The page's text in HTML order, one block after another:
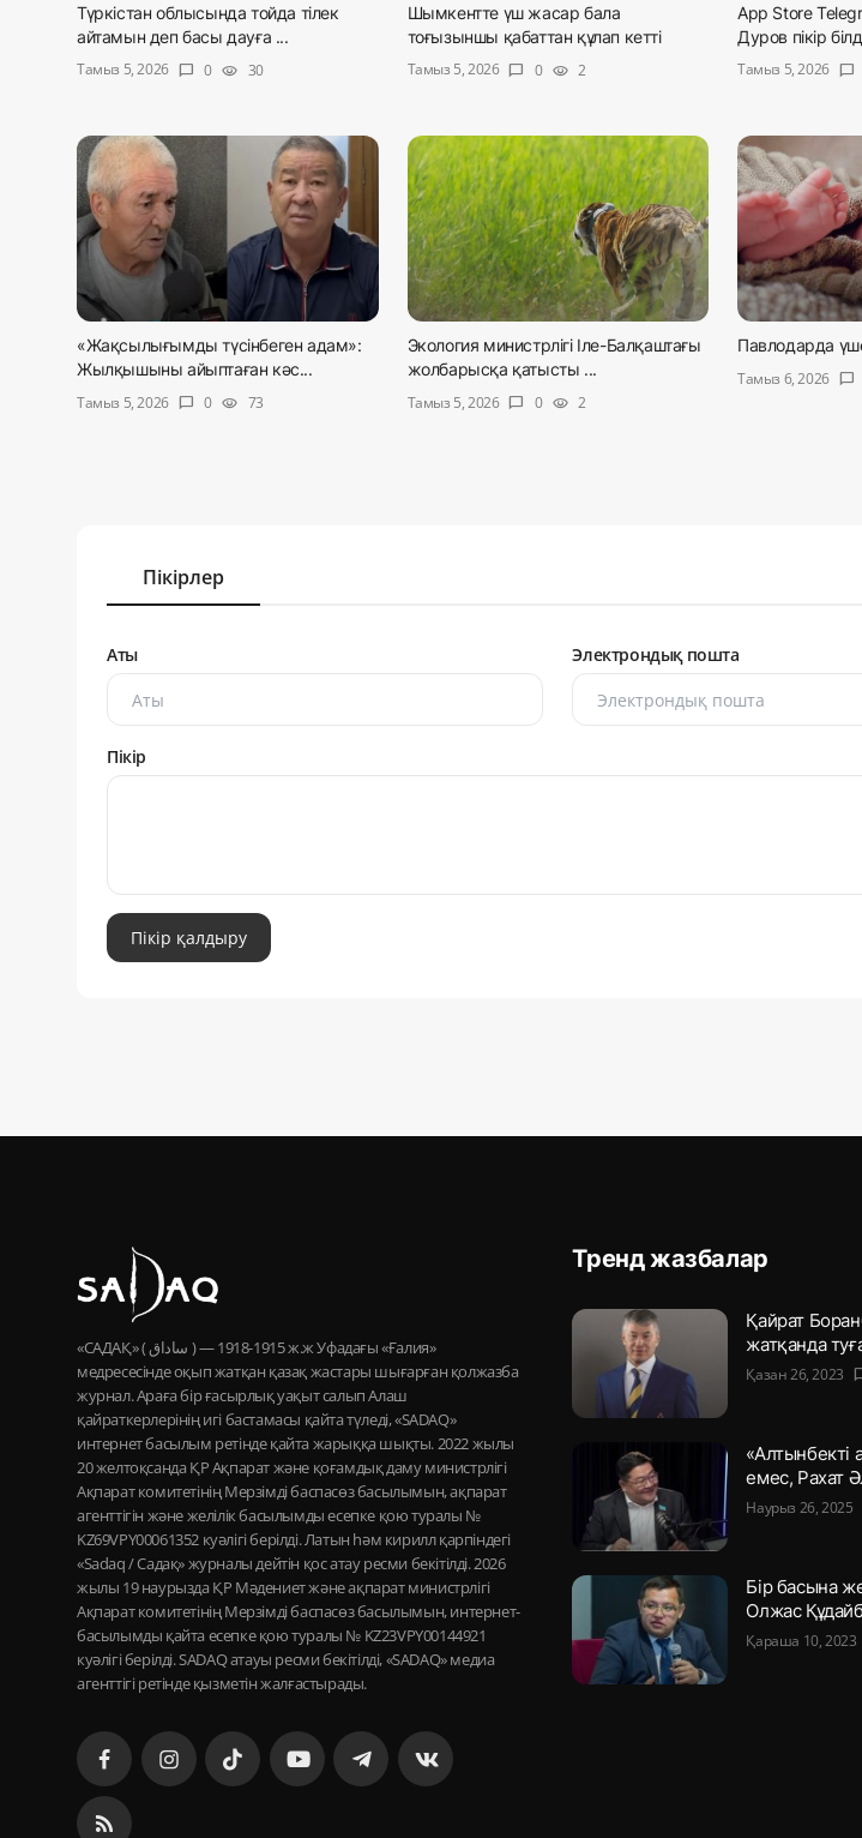
Түркістан облысында тойда тілек
айтамын деп басы дауға ...
Тамыз 5, 2026 chat_bubble 0 visibility 30
Шымкентте үш жасар бала
тоғызыншы қабаттан құлап кетті
Тамыз 5, 2026 chat_bubble 0 visibility 2
App Store
Дуров пікір
Тамыз 5, 2026 chat_bubble
«Жақсылығымды түсінбеген адам»:
Жылқышыны айыптаған кәс...
Тамыз 5, 2026 chat_bubble 0 visibility 73
Экология министрлігі Іле-Балқаштағы
жолбарысқа қатысты ...
Тамыз 5, 2026 chat_bubble 0 visibility 2
Павлодарда
Тамыз 6, 2026 chat_bubble
Пікірлер
Аты Электрондық пошта
Пікір
Пікір қалдыру
«САДАҚ» ( ساداق ) — 1915-1918 ж.ж Уфадағы «Ғалия»
медресесінде оқып жатқан қазақ жастары шығарған қолжазба
журнал. Араға бір ғасырлық уақыт салып Алаш
қайраткерлерінің игі бастамасы қайта түледі, «SADAQ»
интернет басылым ретінде қайта жарыққа шықты. 2022 жылы
20 желтоқсанда ҚР Ақпарат және қоғамдық даму министрлігі
Ақпарат комитетінің Мерзімді баспасөз басылымын, ақпарат
агенттігін және желілік басылымды есепке қою туралы №
KZ69VPY00061352 куәлігі берілді. Латын һәм кирилл қарпіндегі
«Sadaq / Садақ» журналы дейтін қос атау ресми бекітілді. 2026
жылы 19 наурызда ҚР Мәдениет және ақпарат министрлігі
Ақпарат комитетінің Мерзімді баспасөз басылымын, интернет-
басылымды қайта есепке қою туралы № KZ23VPY00144921
куәлігі берілді. SADAQ атауы ресми бекітілді, «SADAQ» медиа
агенттігі ретінде қызметін жалғастырады.
Тренд жазбалар
Қайрат
жатқанда
Қазан 26, 2023
«Алтынбекті
емес, Рахат
Наурыз 26, 2025
Бір басына
Олжас
Қараша 10, 2023